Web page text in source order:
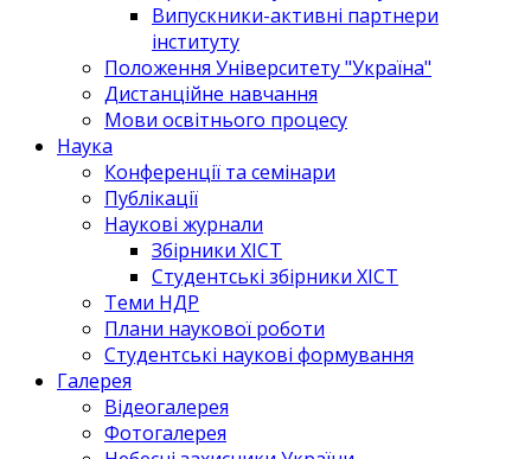
Випускники-активні партнери
інституту
Положення Університету "Україна"
Дистанційне навчання
Мови освітнього процесу
Наука
Конференції та семінари
Публікації
Наукові журнали
Збірники ХІСТ
Студентські збірники ХІСТ
Теми НДР
Плани наукової роботи
Студентські наукові формування
Галерея
Відеогалерея
Фотогалерея